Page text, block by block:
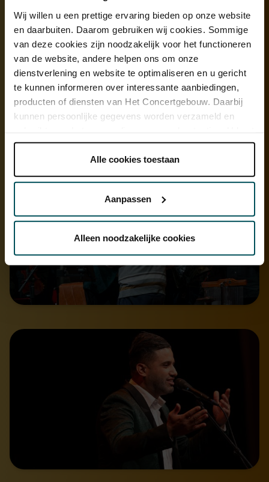
Wij willen u een prettige ervaring bieden op onze website
en daarbuiten. Daarom gebruiken wij cookies. Sommige
van deze cookies zijn noodzakelijk voor het functioneren
van de website, andere helpen ons om onze
dienstverlening en website te optimaliseren en u gericht
te kunnen informeren over interessante aanbiedingen,
producten of diensten van Het Concertgebouw. Daarbij
kunnen persoonlijke gegevens worden verzameld en
onder 'aanpassen' zelf welke cookies wij mogen
Lees onze cookieverklaring hier. Lees onze
Via decookieverklaringop onze website kunt u uw
We werken samen met 32 derdendie uw gegevens
kunnen ontvangen en verwerken.
Alle cookies toestaan
Aanpassen
Alleen noodzakelijke cookies